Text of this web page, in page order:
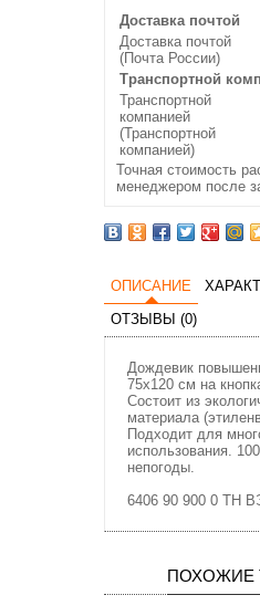
Доставка почтой
Доставка почтой
(Почта России)
Транспортной
Транспортной
компанией
(Транспортной
компанией)
Точная стоимость
менеджером после
ОПИСАНИЕ
ОТЗЫВЫ (0)
Дождевик
75х120 см на
Состоит из
материала
Подходит для
использования.
непогоды.
6406 90 900 0 ТН
ПОХОЖИЕ